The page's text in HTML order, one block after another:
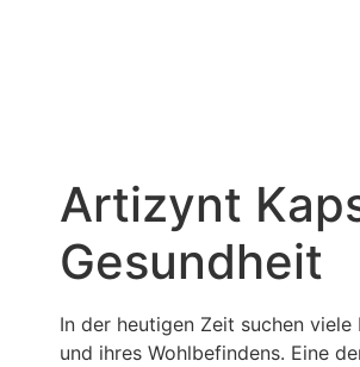
Artizynt
Gesundheit
In der heutigen Zeit suchen
und ihres Wohlbefindens. Eine